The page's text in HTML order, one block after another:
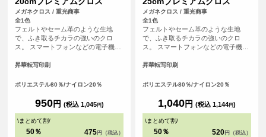
メガネクロス / 重光商事
全1色
フェルトやセーム革のような生地
で、ふき取るチカラの強いのクロ
ス。 スマートフォンなどの電子機器
すすめです。
昇華転写印刷
ポリエステル80％/ナイロン20％
950円 (税込 1,045円)
\まとめて割/
50％ 475 円（税込）
メガネクロス / 重光商事
全1色
フェルトやセーム革のような生地
で、ふき取るチカラの強いのクロ
ス。 スマートフォンなどの電子機器
すすめです。
昇華転写印刷
ポリエステル80％/ナイロン20％
1,040円 (税込 1,144円)
\まとめて割/
50％ 520 円（税込）